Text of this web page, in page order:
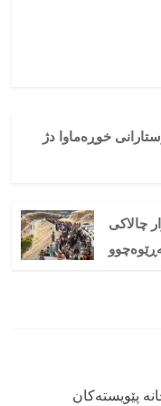
خوڕەماوا دژ
چالاکی
پێویستەکان